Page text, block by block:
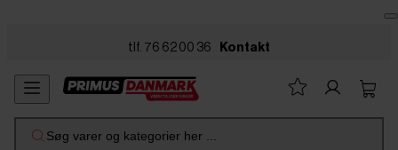
tlf. 76 62 00 36 Kontakt
Søg varer og kategorier her ...